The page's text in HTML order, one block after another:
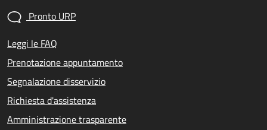
Pronto URP
Leggi le FAQ
Prenotazione appuntamento
Segnalazione disservizio
Richiesta d'assistenza
Amministrazione trasparente